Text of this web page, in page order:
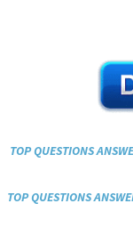
TOP QUESTIONS
TOP QUESTIONS